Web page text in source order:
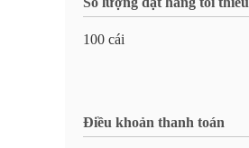
100 cái
Điều khoản thanh toán